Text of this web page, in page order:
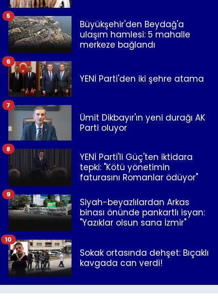
Büyükşehir'den Beydağ'a
ulaşım hamlesi: 5 mahalle
merkeze bağlandı
5
YENİ Parti'den iki şehre atama
6
Ümit Dikbayır'ın yeni durağı AK
Parti oluyor
7
YENİ Parti'li Güç'ten iktidara
tepki: "Kötü yönetimin
faturasını Romanlar ödüyor"
8
Siyah-beyazlılardan Arkas
binası önünde pankartlı isyan:
"Yazıklar olsun sana İzmir"
9
Sokak ortasında dehşet: Bıçaklı
kavgada can verdi!
10